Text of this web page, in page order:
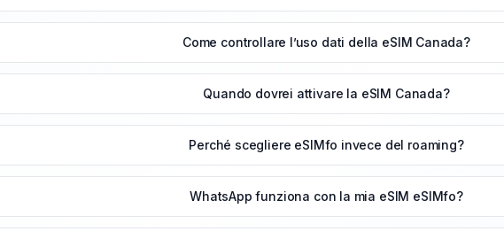
Come controllare l’uso dati della eSIM Canada?
Quando dovrei attivare la eSIM Canada?
Perché scegliere eSIMfo invece del roaming?
WhatsApp funziona con la mia eSIM eSIMfo?